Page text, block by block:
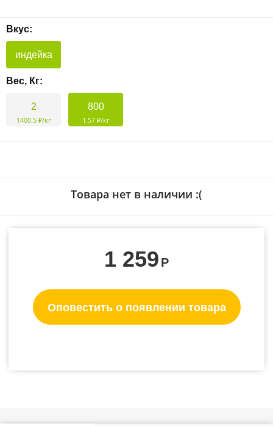
Вкус:
индейка
Вес, Кг:
2
1400.5 ₽/кг
800
1.57 ₽/кг
Товара нет в наличии :(
1 259 Р
Оповестить о появлении товара